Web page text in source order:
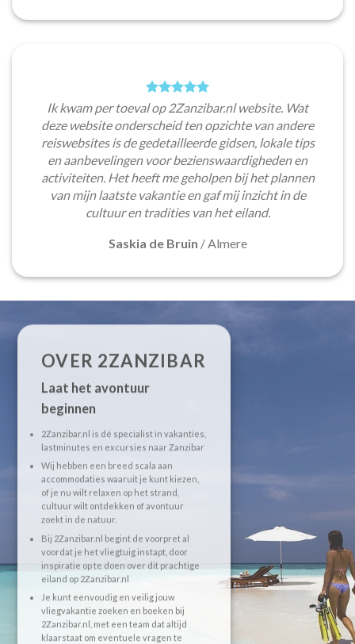
Ik kwam per toeval op 2Zanzibar.nl website. Wat
deze website onderscheid ten opzichte van andere
reiswebsites is de gedetailleerde gidsen, lokale tips
en aanbevelingen voor bezienswaardigheden en
activiteiten. Het heeft me geholpen bij het plannen
van mijn laatste vakantie en gaf mij inzicht in de
cultuur en tradities van het eiland.
Saskia de Bruin /Almere
OVER 2ZANZIBAR
Laat het avontuur
beginnen
2Zanzibar.nl is dé specialist in vakanties,
lastminutes en excursies naar Zanzibar
Wij hebben een breed scala aan
accommodaties waaruit je kunt kiezen,
of je nu wilt relaxen op het strand,
cultuur wilt ontdekken of avontuur
zoekt in de natuur.
Bij 2Zanzibar.nl begint de voorpret al
voordat je het vliegtuig instapt, door
inspiratie op te doen over dit prachtige
eiland op 2Zanzibar.nl
Je kunt eenvoudig en veilig jouw
vliegvakantie zoeken en boeken bij
2Zanzibar.nl, met een team dat altijd
klaarstaat om eventuele vragen te